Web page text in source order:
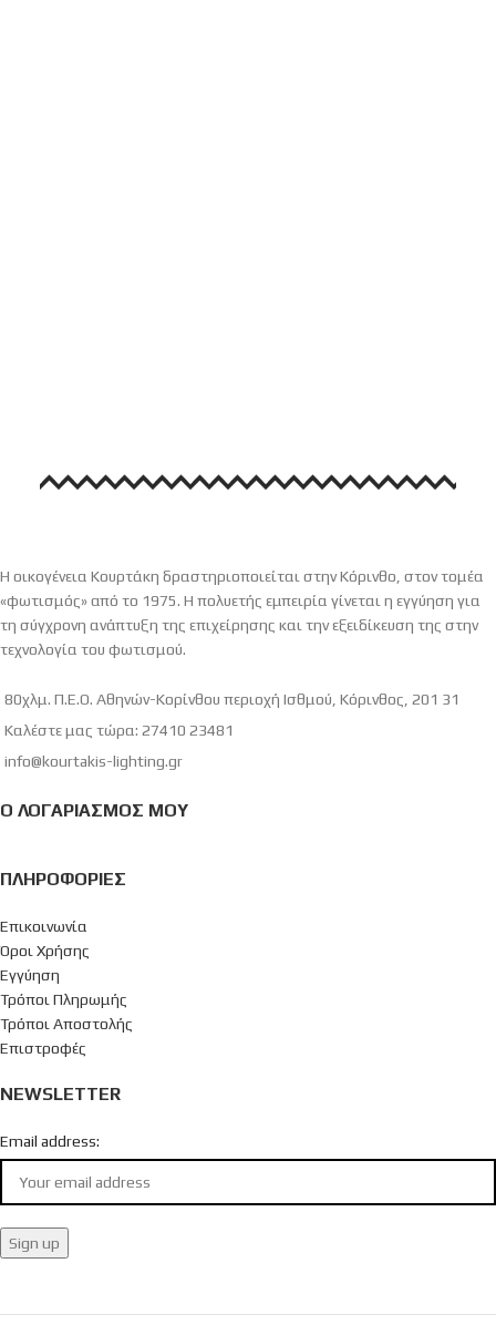
Η οικογένεια Κουρτάκη δραστηριοποιείται στην Κόρινθο, στον τομέα
«φωτισμός» από το 1975. Η πολυετής εμπειρία γίνεται η εγγύηση για
τη σύγχρονη ανάπτυξη της επιχείρησης και την εξειδίκευση της στην
τεχνολογία του φωτισμού.
80χλμ. Π.Ε.Ο. Αθηνών-Κορίνθου περιοχή Ισθμού, Κόρινθος, 201 31
Καλέστε μας τώρα: 27410 23481
info@kourtakis-lighting.gr
Ο ΛΟΓΑΡΙΑΣΜΌΣ ΜΟΥ
ΠΛΗΡΟΦΟΡΊΕΣ
Επικοινωνία
Όροι Χρήσης
Εγγύηση
Τρόποι Πληρωμής
Τρόποι Αποστολής
Επιστροφές
NEWSLETTER
Email address: